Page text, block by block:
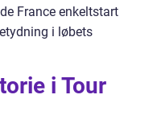
France enkeltstart
i løbets
i Tour